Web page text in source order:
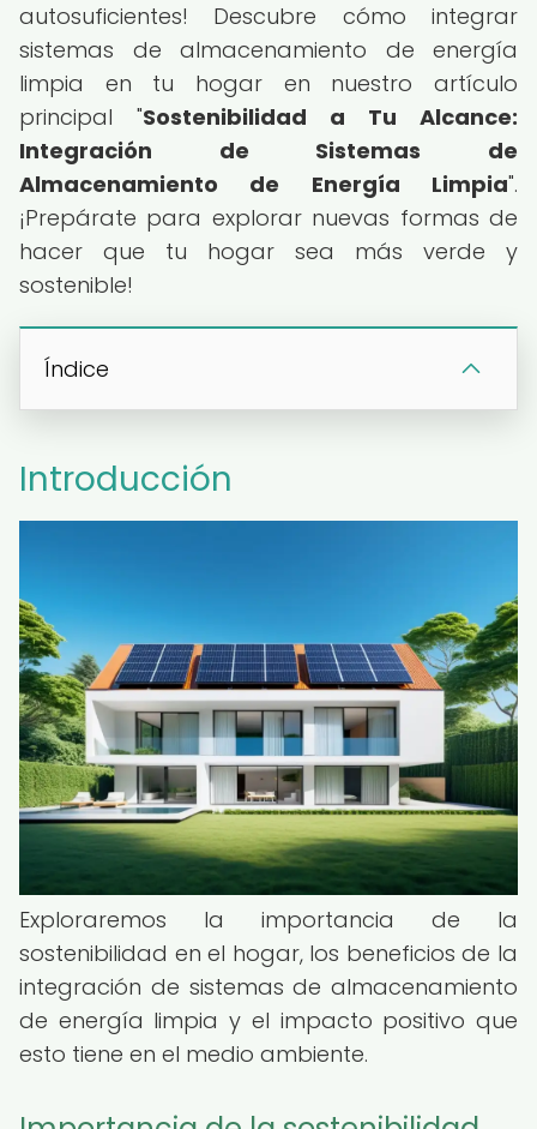
autosuficientes! Descubre cómo integrar
sistemas de almacenamiento de energía
limpia en tu hogar en nuestro artículo
principal "Sostenibilidad a Tu Alcance:
Integración de Sistemas de
Almacenamiento de Energía Limpia".
¡Prepárate para explorar nuevas formas de
hacer que tu hogar sea más verde y
sostenible!
Índice
Introducción
Exploraremos la importancia de la
sostenibilidad en el hogar, los beneficios de la
integración de sistemas de almacenamiento
de energía limpia y el impacto positivo que
esto tiene en el medio ambiente.